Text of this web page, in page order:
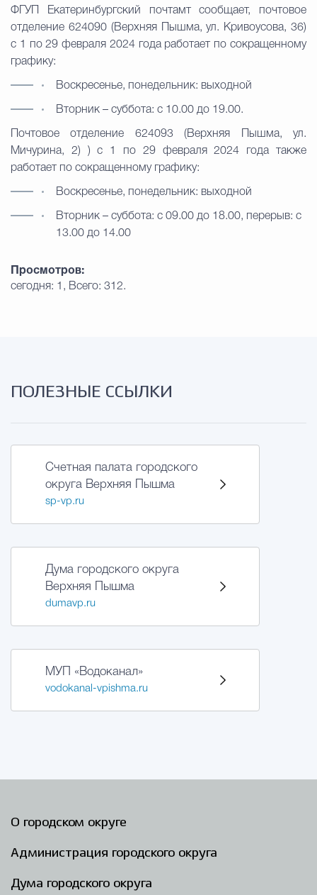
Избирательная
Гостям Городского
Общественная
ФГУП Екатеринбургский почтамт сообщает, почтовое
отделение 624090 (Верхняя Пышма, ул. Кривоусова, 36)
с 1 по 29 февраля 2024 года работает по сокращенному
графику:
Воскресенье, понедельник: выходной
Вторник – суббота: с 10.00 до 19.00.
Почтовое отделение 624093 (Верхняя Пышма, ул.
Мичурина, 2) ) с 1 по 29 февраля 2024 года также
работает по сокращенному графику:
Воскресенье, понедельник: выходной
Вторник – суббота: с 09.00 до 18.00, перерыв: с
13.00 до 14.00
Просмотров:
сегодня: 1, Всего: 312.
ПОЛЕЗНЫЕ ССЫЛКИ
Счетная палата городского
округа Верхняя Пышма
sp-vp.ru
Дума городского округа
Верхняя Пышма
dumavp.ru
МУП «Водоканал»
vodokanal-vpishma.ru
О городском округе
Администрация городского округа
Дума городского округа